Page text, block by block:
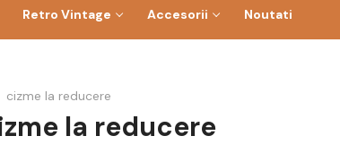
Retro Vintage Accesorii Noutati
cizme la reducere
la reducere